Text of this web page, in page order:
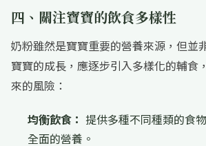
四、關注寶寶的飲食多樣性
奶粉雖然是寶寶重要的營養來源，但並
寶寶的成長，應逐步引入多樣化的輔食
來的風險：
均衡飲食： 提供多種不同種類的食
全面的營養。